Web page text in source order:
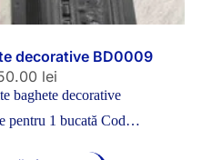
decorative BD0009
lei
baghete decorative
pentru 1 bucată Cod…